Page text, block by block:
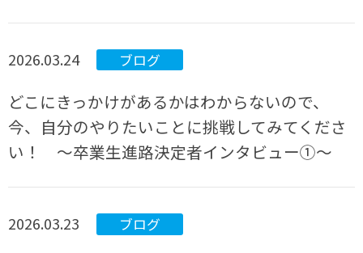
2026.03.24 ブログ
どこにきっかけがあるかはわからないので、
今、自分のやりたいことに挑戦してみてくださ
い！ ～卒業生進路決定者インタビュー①～
2026.03.23 ブログ